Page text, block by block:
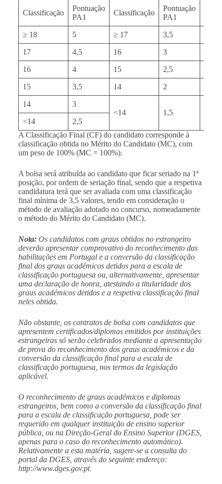
Classificação
Pontuação
PA1
Classificação
Pontuação
PA1
≥ 18 5 ≥ 17 3,5
17 4,5 16 3
16 4 15 2,5
15 3,5 14 2
14
3
<14
1,5
<14
2,5
A Classificação Final (CF) do candidato corresponde à
classificação obtida no Mérito do Candidato (MC), com
um peso de 100% (MC = 100%).
A bolsa será atribuída ao candidato que ficar seriado na 1ª
posição, por ordem de seriação final, sendo que a respetiva
candidatura terá que ser avaliada com uma classificação
final mínima de 3,5 valores, tendo em consideração o
método de avaliação adotado no concurso, nomeadamente
o método do Mérito do Candidato (MC).
Nota:Os candidatos com graus obtidos no estrangeiro
deverão apresentar comprovativo do reconhecimento das
habilitações em Portugal e a conversão da classificação
final dos graus académicos detidos para a escala de
classificação portuguesa ou, alternativamente, apresentar
uma declaração de honra, atestando a titularidade dos
graus académicos detidos e a respetiva classificação final
neles obtida.
Não obstante, os contratos de bolsa com candidatos que
apresentem certificados/diplomas emitidos por instituições
estrangeiras só serão celebrados mediante a apresentação
de prova do reconhecimento dos graus académicos e da
conversão da classificação final para a escala de
classificação portuguesa, nos termos da legislação
aplicável.
O reconhecimento de graus académicos e diplomas
estrangeiros, bem como a conversão da classificação final
para a escala de classificação portuguesa, pode ser
requerido em qualquer instituição de ensino superior
pública, ou na Direção-Geral do Ensino Superior (DGES,
apenas para o caso do reconhecimento automático).
Relativamente a esta matéria, sugere-se a consulta do
portal da DGES, através do seguinte endereço:
http://www.dges.gov.pt.